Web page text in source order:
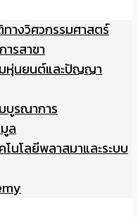
างวิศวกรรมศาสตร์
รสาขา
มหุ่นยนต์และปัญญา
บูรณาการ
ล
โนโลยีพลาสมาและระบบ